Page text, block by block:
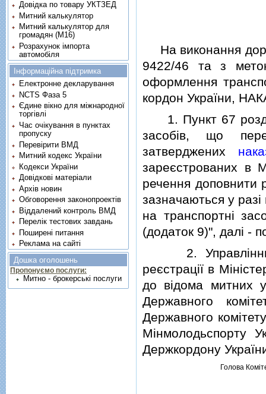
На виконання
9422/46 та з
оформлення
кордон України,
1. Пункт 67
засобiв, що
затверджених
зареєстрованих в
речення доповнити
зазначаються у
на транспортнi
(додаток 9)", далi -
2. Управлiнню
реєстрацiї в
до вiдома митних
Державного
Державного
Мiнмолодьспорту
Держкордону
Голова
Довідка по товару УКТЗЕД
Митний калькулятор
Митний калькулятор для
громадян (М16)
Розрахунок імпорта
автомобіля
Інформаційна підтримка
Електронне декларування
NCTS Фаза 5
Єдине вікно для міжнародної
торгівлі
Час очікування в пунктах
пропуску
Перевірити ВМД
Митний кодекс України
Кодекси України
Довідкові матеріали
Архів новин
Обговорення законопроектів
Віддалений контроль ВМД
Перелік тестових завдань
Поширені питання
Реклама на сайті
Дошка оголошень
Пропонуємо послуги:
Митно - брокерські послуги